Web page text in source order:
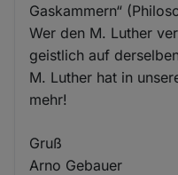
Gaskammern“
Wer den M. Luther
geistlich auf
M. Luther hat in
mehr!
Gruß
Arno Gebauer